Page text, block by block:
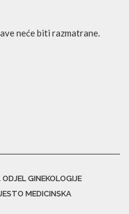
neće biti razmatrane.
GINEKOLOGIJE
MEDICINSKA